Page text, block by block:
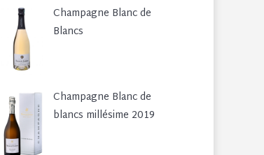
Champagne Blanc de
Blancs
Champagne Blanc de
blancs millésime 2019